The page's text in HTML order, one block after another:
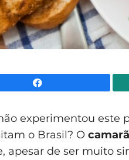
experimentou este
o Brasil? O
apesar de ser muito